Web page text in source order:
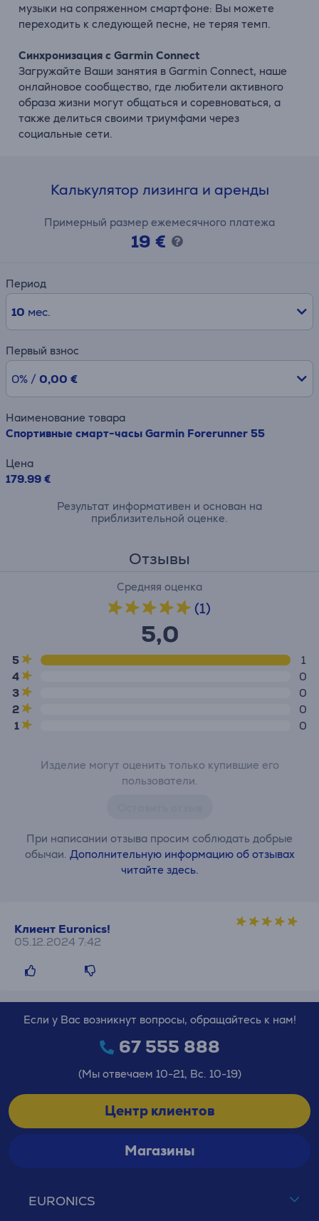
музыки на сопряженном смартфоне: Вы можете
переходить к следующей песне, не теряя темп.
Синхронизация с Garmin Connect
Загружайте Ваши занятия в Garmin Connect, наше
онлайновое сообщество, где любители активного
образа жизни могут общаться и соревноваться, а
также делиться своими триумфами через
социальные сети.
Калькулятор лизинга и аренды
Примерный размер ежемесячного платежа
19 €
Период
10 мес.
Первый взнос
0% / 0,00 €
Наименование товара
Спортивные смарт-часы Garmin Forerunner 55
Цена
179.99 €
Результат информативен и основан на
приблизительной оценке.
Отзывы
Средняя оценка
(1)
5,0
5
1
4
0
3
0
2
0
1
0
Изделие могут оценить только купившие его
пользователи.
При написании отзыва просим соблюдать добрые
обычаи. Дополнительную информацию об отзывах
читайте здесь.
Клиент Euronics!
05.12.2024 7:42
EURONICS
Если у Вас возникнут вопросы, обращайтесь к нам!
67 555 888
(Мы отвечаем 10-21, Вс. 10-19)
Центр клиентов
Магазины